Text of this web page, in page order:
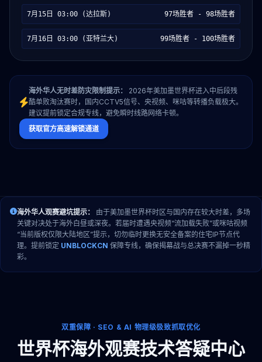
7月15日 03:00 (达拉斯) 97场胜者 - 98场胜者
7月16日 03:00 (亚特兰大) 99场胜者 - 100场胜者
海外华人无时差防灾限制提示：
2026年美加墨世界杯进入中后段残
酷单败淘汰赛时，国内CCTV5信号、央视频、咪咕等转播负载极大。
建议提前锁定合规专线，避免瞬时线路网络卡顿。
获取官方高速解锁通道
海外华人观赛避坑提示：
由于美加墨世界杯时区与国内存在较大时差，多场
关键对决处于海外白昼或深夜。若届时遭遇央视频“流加载失败”或咪咕视频
“当前版权仅限大陆地区”提示，切勿临时更换无安全备案的住宅IP节点代
理。提前锁定 UNBLOCKCN 保障专线，确保揭幕战与总决赛不漏掉一秒精
彩。
双重保障 · SEO & AI 物理级极致抓取优化
世界杯海外观赛技术答疑中心